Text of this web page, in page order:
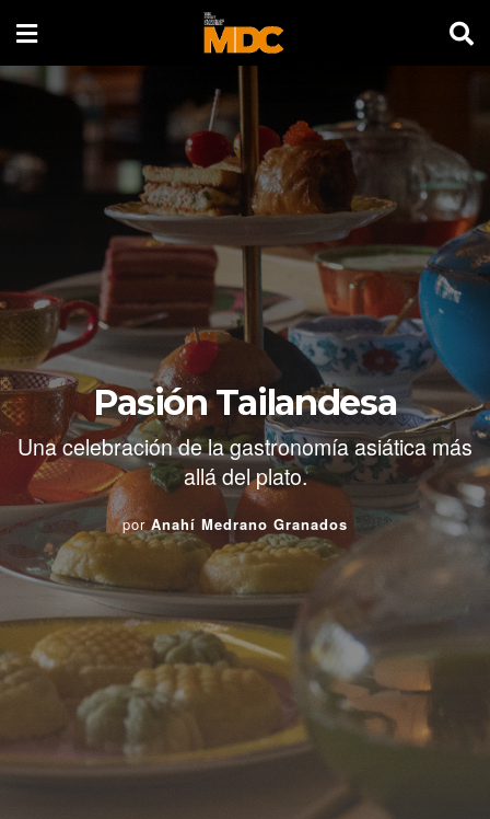
Pasión Tailandesa
Una celebración de la gastronomía asiática más
allá del plato.
por Anahí Medrano Granados